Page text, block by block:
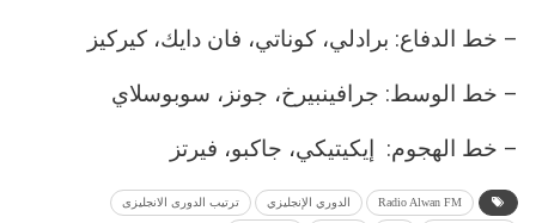
– خط الدفاع: برادلي، كوناتي، فان دايك، كيركيز
– خط الوسط: جرافينبيرخ، جونز، سوبوسلاي
– خط الهجوم: إيكيتيكي، جاكبو، فيرتز
Radio Alwan FM الدوري الإنجليزي ترتيب الدورى الانجليزى